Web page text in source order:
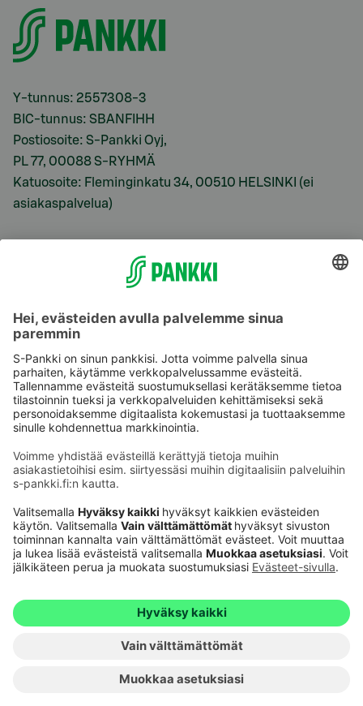
Y-tunnus: 2557308-3
BIC-tunnus: SBANFIHH
Postiosoite: S-Pankki Oyj,
PL 77, 00088 S-RYHMÄ
Katuosoite: Fleminginkatu 34, 00510 HELSINKI (ei
asiakaspalvelua)
Käyttöehdot
Tietosuoja
Saavutettavuusseloste
Verkkopalvelujen käytön edellytykset